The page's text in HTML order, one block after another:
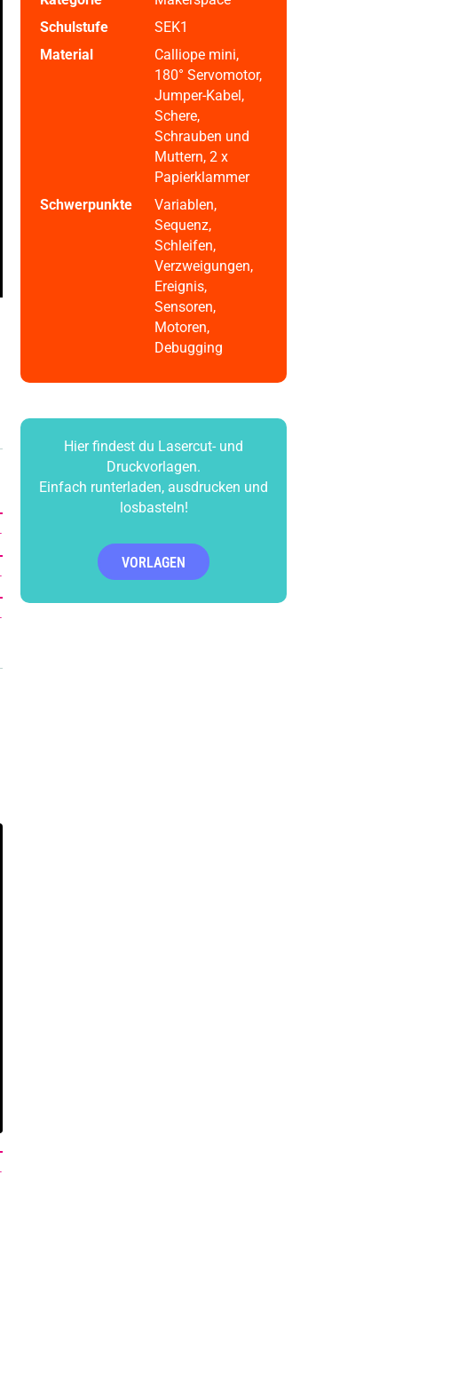
Schulstufe
SEK1
Material
Calliope mini,
180° Servomotor,
Jumper-Kabel,
Schere,
Schrauben und
Muttern, 2 x
Papierklammer
Schwerpunkte
Variablen,
Sequenz,
Schleifen,
Verzweigungen,
Ereignis,
Sensoren,
Motoren,
Debugging
Hier findest du Lasercut- und
Druckvorlagen.
Einfach runterladen, ausdrucken und
losbasteln!
VORLAGEN